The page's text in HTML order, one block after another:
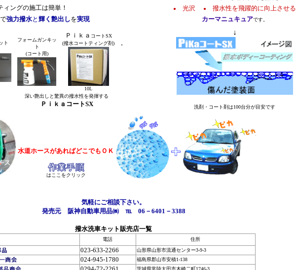
.
ィングの施工は簡単！ ● 光沢 ●
撥水性を飛躍的に向上させる
強力撥水と 輝く艶出しを実現 カーマニュキュアです。
ト
フォームガンキッ
ト
(コート用)
Ｐｉｋａ コートSX
(撥水コートティング剤)
10L
深い艶出しと驚異の撥水性を発揮する
ＰｉｋａコートSX
↓
洗剤・コート剤は100台分が目安です
水道ホースがあればどこでもＯＫ
はここをクリック
気軽にご相談下さい。
発売元 阪神自動車用品㈱ ℡ 06－6401－3388
撥水洗車キット販売店一覧
電話 住所
023-633-2266 山形県山形市流通センター3-9-3
024-945-1780 福島県郡山市安積1-138
茨城県常陸太田市木崎二町1746-3